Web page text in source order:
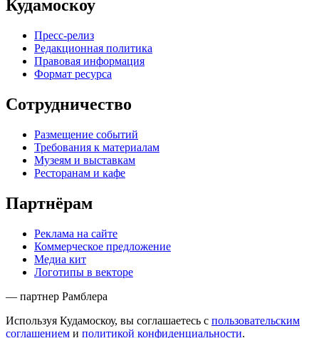
Кудамоскоу
Пресс-релиз
Редакционная политика
Правовая информация
Формат ресурса
Сотрудничество
Размещение событий
Требования к материалам
Музеям и выставкам
Ресторанам и кафе
Партнёрам
Реклама на сайте
Коммерческое предложение
Медиа кит
Логотипы в векторе
— партнер Рамблера
Используя Кудамоскоу, вы соглашаетесь с пользовательским
соглашением и политикой конфиденциальности.